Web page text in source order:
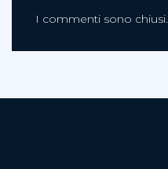
I commenti sono chiusi.